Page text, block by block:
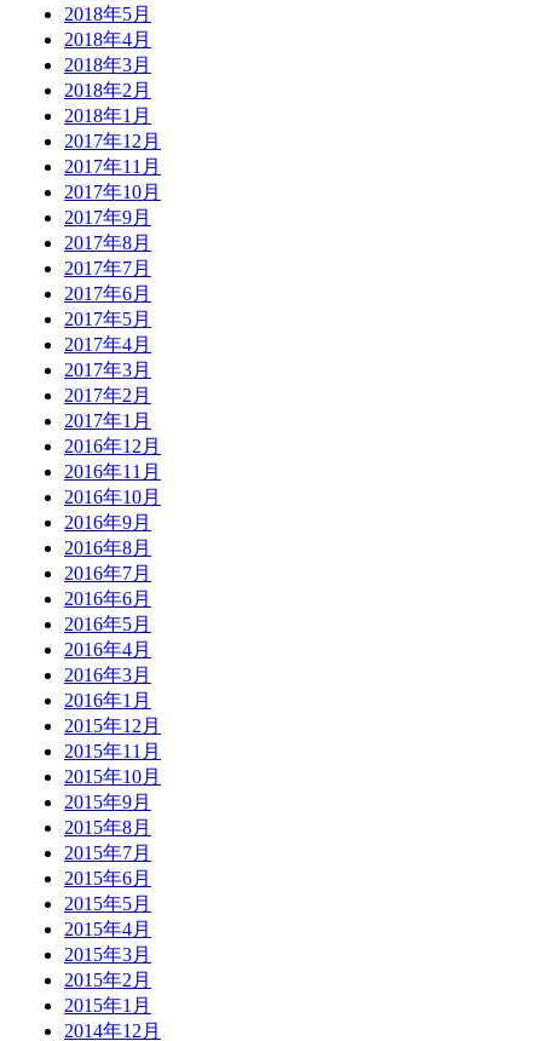
2018年5月
2018年4月
2018年3月
2018年2月
2018年1月
2017年12月
2017年11月
2017年10月
2017年9月
2017年8月
2017年7月
2017年6月
2017年5月
2017年4月
2017年3月
2017年2月
2017年1月
2016年12月
2016年11月
2016年10月
2016年9月
2016年8月
2016年7月
2016年6月
2016年5月
2016年4月
2016年3月
2016年1月
2015年12月
2015年11月
2015年10月
2015年9月
2015年8月
2015年7月
2015年6月
2015年5月
2015年4月
2015年3月
2015年2月
2015年1月
2014年12月